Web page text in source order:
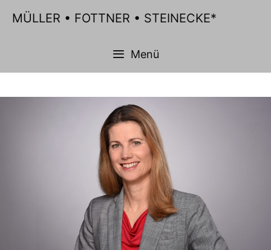
InhaltMÜLLER • FOTTNER • STEINECKE*
Menü